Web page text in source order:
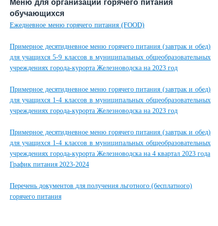
Меню для организации горячего питания
обучающихся
Ежедневное меню горячего питания (FOOD)
Примерное десятидневное меню горячего питания (завтрак и обед)
для учащихся 5-9 классов в муниципальных общеобразовательных
учреждениях города-курорта Железноводска на 2023 год
Примерное десятидневное меню горячего питания (завтрак и обед)
для учащихся 1-4 классов в муниципальных общеобразовательных
учреждениях города-курорта Железноводска на 2023 год
Примерное десятидневное меню горячего питания (завтрак и обед)
для учащихся 1-4 классов в муниципальных общеобразовательных
учреждениях города-курорта Железноводска на 4 квартал 2023 года
График питания 2023-2024
Перечень документов для получения льготного (бесплатного)
горячего питания